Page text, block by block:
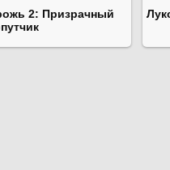
2: Призрачный